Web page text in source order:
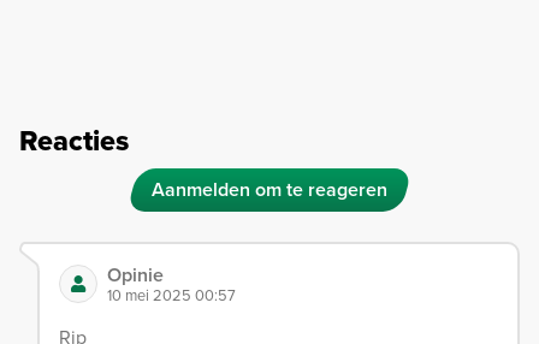
Reacties
Aanmelden om te reageren
Opinie
10 mei 2025 00:57
Rip